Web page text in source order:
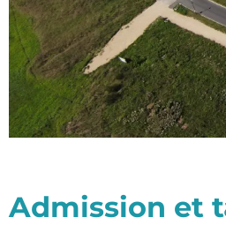
Admission et